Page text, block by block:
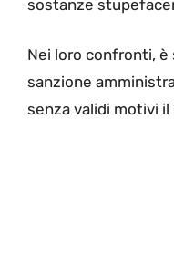
sostanze
Nei loro confronti,
sanzione
senza validi motivi il